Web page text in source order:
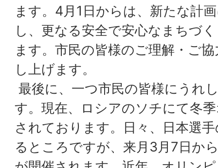
ます。4月1日からは、新たな計
し、更なる安全で安心なまちづ
ます。市民の皆様のご理解・ご
し上げます。
最後に、一つ市民の皆様にうれ
す。現在、ロシアのソチにて冬
されております。日々、日本選
るところですが、来月3月7日か